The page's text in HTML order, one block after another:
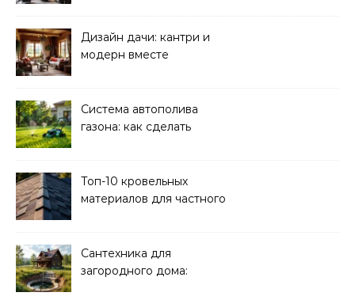
Дизайн дачи: кантри и
модерн вместе
Система автополива
газона: как сделать
Топ-10 кровельных
материалов для частного
Сантехника для
загородного дома: